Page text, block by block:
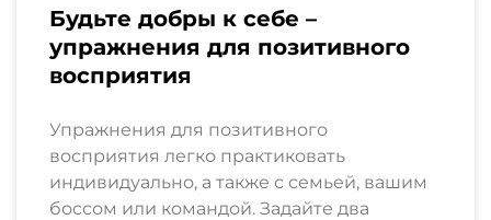
Будьте добры к себе –
упражнения для позитивного
восприятия
Упражнения для позитивного
восприятия легко практиковать
индивидуально, а также с семьей, вашим
боссом или командой. Задайте два